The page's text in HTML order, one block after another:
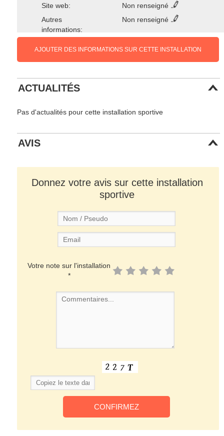
Site web:
Non renseigné
Autres
informations:
Non renseigné
AJOUTER DES INFORMATIONS SUR CETTE INSTALLATION
ACTUALITÉS
Pas d'actualités pour cette installation sportive
AVIS
Donnez votre avis sur cette installation
sportive
Votre note sur l'installation
*